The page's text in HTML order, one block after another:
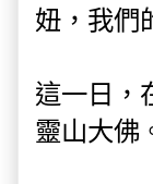
妞，我們
這一日，
靈山大佛